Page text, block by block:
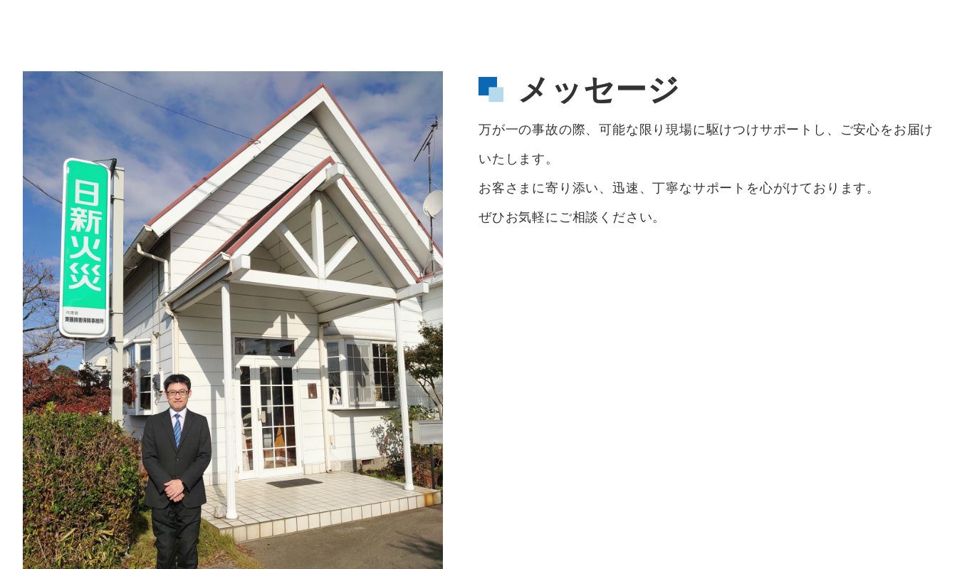
メッセージ
万が一の事故の際、可能な限り現場に駆けつけサポートし、ご安心をお届け
いたします。
お客さまに寄り添い、迅速、丁寧なサポートを心がけております。
ぜひお気軽にご相談ください。